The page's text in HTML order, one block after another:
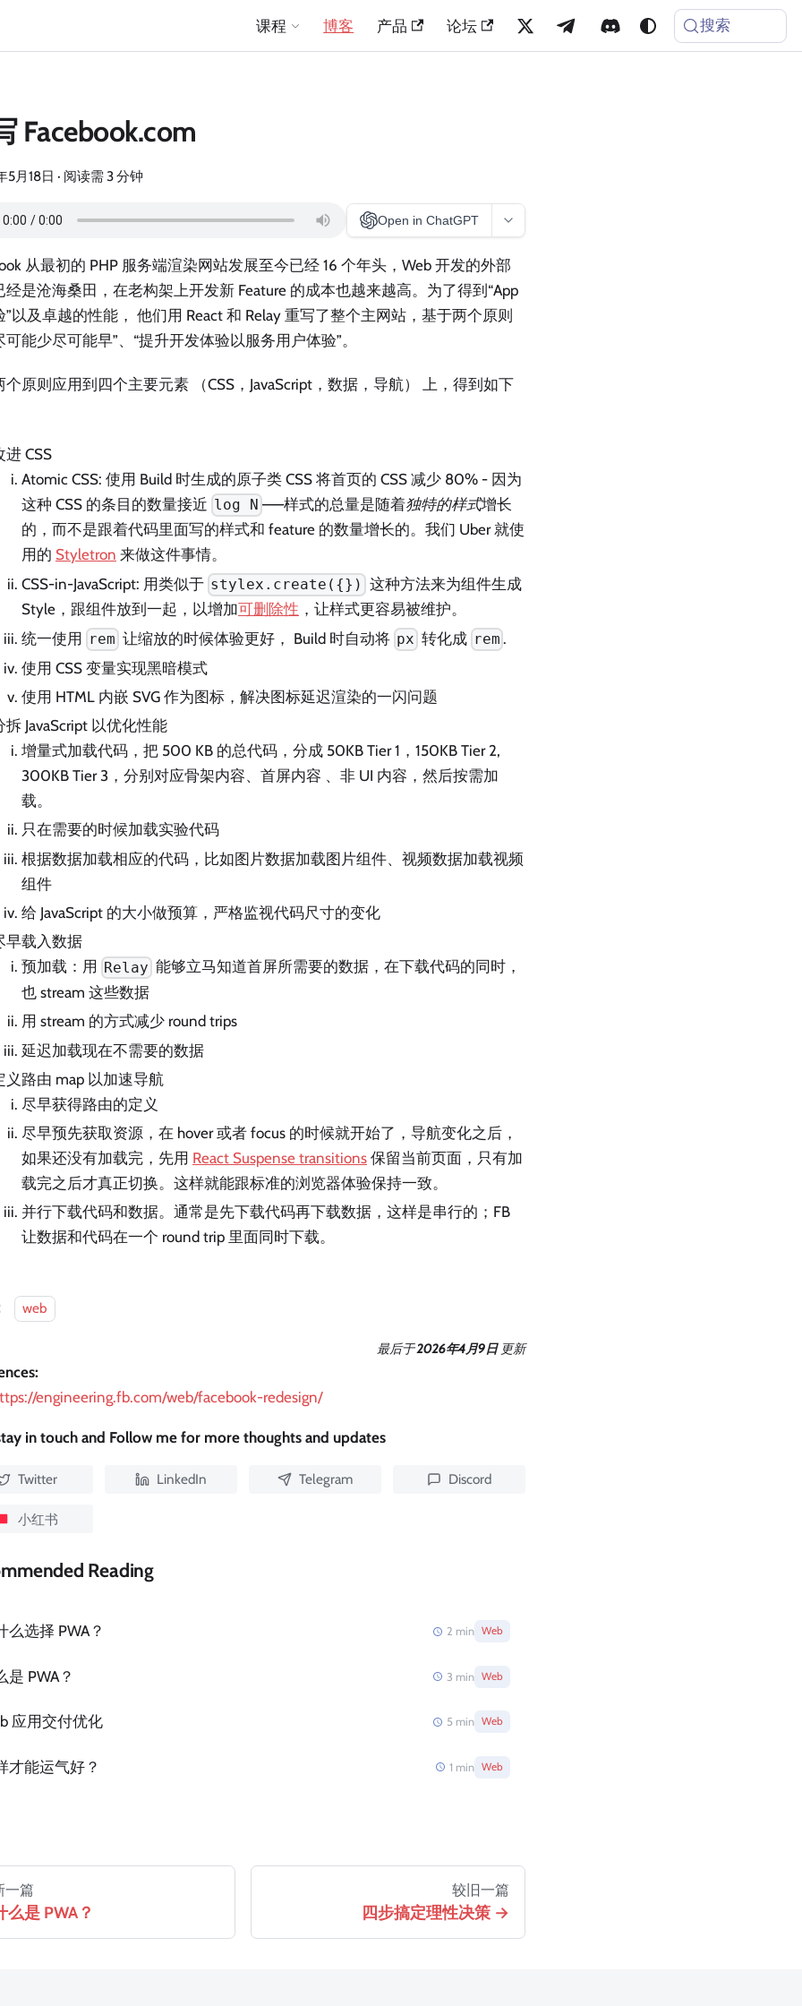
课程 博客 产品 论坛 搜索
Facebook.com
5月18日 · 阅读需 3 分钟
Open in ChatGPT
从最初的 PHP 服务端渲染网站发展至今已经 16 个年头，Web 开发的外部
经是沧海桑田，在老构架上开发新 Feature 的成本也越来越高。为了得到“App
”以及卓越的性能， 他们用 React 和 Relay 重写了整个主网站，基于两个原则
能少尽可能早”、“提升开发体验以服务用户体验”。
个原则应用到四个主要元素 （CSS，JavaScript，数据，导航） 上，得到如下
进 CSS
Atomic CSS: 使用 Build 时生成的原子类 CSS 将首页的 CSS 减少 80% - 因为
这种 CSS 的条目的数量接近 log N ——样式的总量是随着独特的样式增长
的，而不是跟着代码里面写的样式和 feature 的数量增长的。我们 Uber 就使
用的 Styletron 来做这件事情。
CSS-in-JavaScript: 用类似于 stylex.create({}) 这种方法来为组件生成
Style，跟组件放到一起，以增加可删除性 ，让样式更容易被维护。
统一使用 rem 让缩放的时候体验更好， Build 时自动将 px 转化成 rem .
使用 CSS 变量实现黑暗模式
使用 HTML 内嵌 SVG 作为图标，解决图标延迟渲染的一闪问题
拆 JavaScript 以优化性能
增量式加载代码，把 500 KB 的总代码，分成 50KB Tier 1，150KB Tier 2,
300KB Tier 3，分别对应骨架内容、首屏内容 、非 UI 内容，然后按需加
载。
只在需要的时候加载实验代码
根据数据加载相应的代码，比如图片数据加载图片组件、视频数据加载视频
组件
给 JavaScript 的大小做预算，严格监视代码尺寸的变化
早载入数据
预加载：用 Relay 能够立马知道首屏所需要的数据，在下载代码的同时，
也 stream 这些数据
用 stream 的方式减少 round trips
延迟加载现在不需要的数据
义路由 map 以加速导航
尽早获得路由的定义
尽早预先获取资源，在 hover 或者 focus 的时候就开始了，导航变化之后，
如果还没有加载完，先用 React Suspense transitions 保留当前页面，只有加
载完之后才真正切换。这样就能跟标准的浏览器体验保持一致。
并行下载代码和数据。通常是先下载代码再下载数据，这样是串行的；FB
让数据和代码在一个 round trip 里面同时下载。
web
最后于2026年4月9日 更新
engineering.fb.com/web/facebook-redesign/
in touch and Follow me for more thoughts and updates
Twitter LinkedIn Telegram Discord
小红书
Reading
么选择 PWA？ 2 min Web
是 PWA？ 3 min Web
应用交付优化 5min Web
才能运气好？ 1 min Web
一篇
么是 PWA？
较旧一篇
四步搞定理性决策